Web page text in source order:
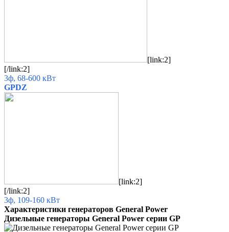
[link:2]
[/link:2]
3ф, 68-600 кВт
GPDZ
[link:2]
[/link:2]
3ф, 109-160 кВт
Характеристики генераторов General Power
Дизельные генераторы General Power серии GP